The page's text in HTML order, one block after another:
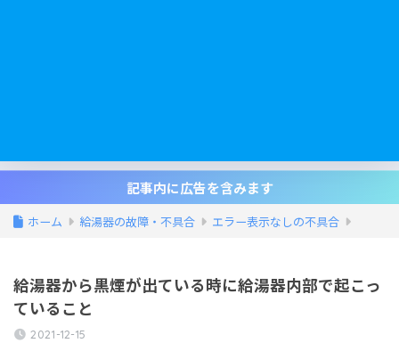
記事内に広告を含みます
ホーム 給湯器の故障・不具合 エラー表示なしの不具合
給湯器から黒煙が出ている時に給湯器内部で起こっ
ていること
2021-12-15